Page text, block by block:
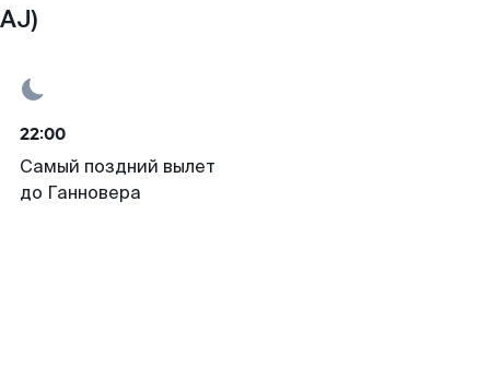
22:00
Самый поздний вылет
до Ганновера